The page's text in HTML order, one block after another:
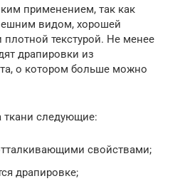
применением, так как
видом, хорошей
текстурой. Не менее
драпировки из
о котором больше можно
следующие:
свойствами;
драпировке;